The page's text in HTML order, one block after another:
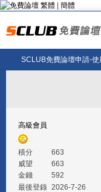
繁體 簡體
SCLUB免費論壇申請-使
高級會員
積分
663
威望
663
金錢
592
最後登錄 2026-7-26